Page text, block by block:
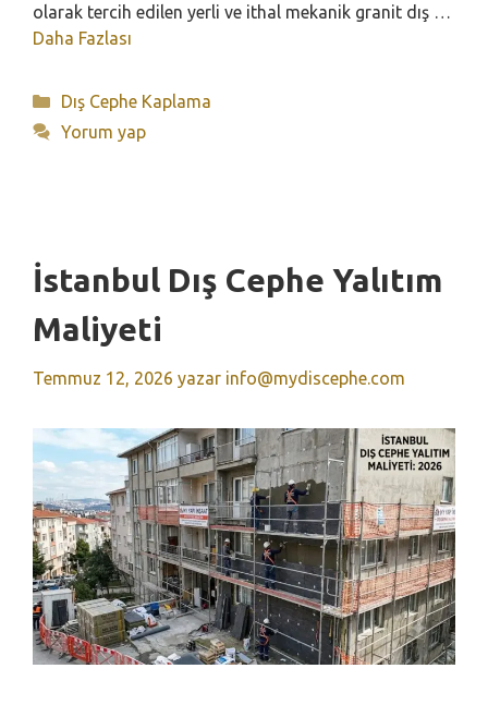
olarak tercih edilen yerli ve ithal mekanik granit dış …
Daha Fazlası
Kategoriler
Dış Cephe Kaplama
Yorum yap
İstanbul Dış Cephe Yalıtım
Maliyeti
Temmuz 12, 2026 yazar info@mydiscephe.com